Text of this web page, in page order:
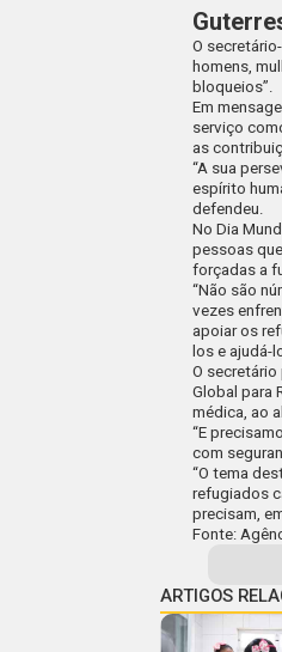
O
homens,
bloqueios”.
Em
serviço
as
“A sua
espírito
defendeu.
No Dia
pessoas
forçadas a
“Não são
vezes
apoiar os
los e ajudá-
O
Global para
médica, ao
“E
com
“O tema
refugiados
precisam,
Fonte:
ARTIGOS